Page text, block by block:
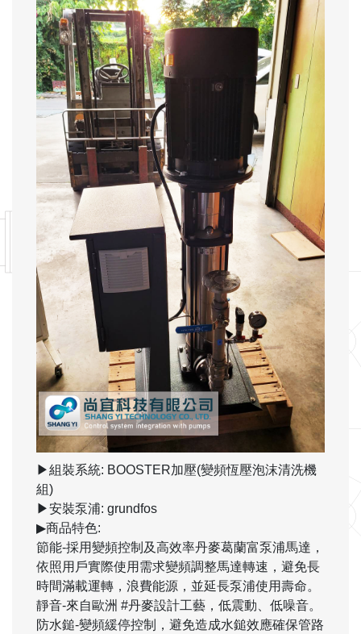
▶組裝系統: BOOSTER加壓(變頻恆壓泡沫清洗機
組)
▶安裝泵浦: grundfos
▶商品特色:
節能-採用變頻控制及高效率丹麥葛蘭富泵浦馬達，
依照用戶實際使用需求變頻調整馬達轉速，避免長
時間滿載運轉，浪費能源，並延長泵浦使用壽命。
靜音-來自歐洲 #丹麥設計工藝，低震動、低噪音。
防水鎚-變頻緩停控制，避免造成水鎚效應確保管路